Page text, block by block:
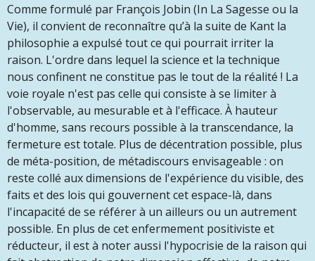
Comme formulé par François Jobin (In La Sagesse ou la
Vie), il convient de reconnaître qu’à la suite de Kant la
philosophie a expulsé tout ce qui pourrait irriter la
raison. L'ordre dans lequel la science et la technique
nous confinent ne constitue pas le tout de la réalité ! La
voie royale n'est pas celle qui consiste à se limiter à
l'observable, au mesurable et à l'efficace. À hauteur
d'homme, sans recours possible à la transcendance, la
fermeture est totale. Plus de décentration possible, plus
de méta-position, de métadiscours envisageable : on
reste collé aux dimensions de l'expérience du visible, des
faits et des lois qui gouvernent cet espace-là, dans
l'incapacité de se référer à un ailleurs ou un autrement
possible. En plus de cet enfermement positiviste et
réducteur, il est à noter aussi l'hypocrisie de la raison qui